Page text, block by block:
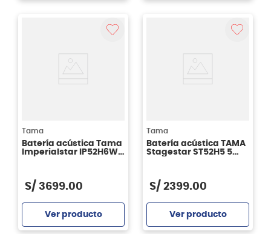
Tama
Batería acústica Tama
Imperialstar IP52H6W -
S/ 3699.00
Ver producto
Tama
Batería acústica TAMA
Stagestar ST52H5 5
S/ 2399.00
Ver producto